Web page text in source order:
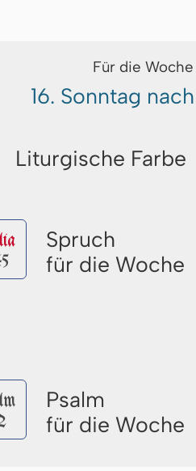
Für die
16. Sonntag
Liturgische Farbe
Spruch
für die Woche
Psalm
für die Woche